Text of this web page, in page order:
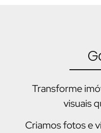
Transforme
visuais
Criamos fotos e